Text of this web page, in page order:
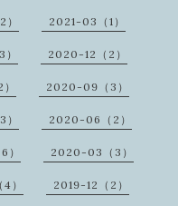
2021-03（1）
2020-12（2）
2020-09（3）
2020-06（2）
2020-03（3）
） 2019-12（2）